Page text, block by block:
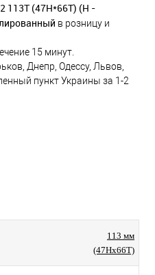
113Т (47H*66Т) (H -
в розницу и
15 минут.
Днепр, Одессу, Львов,
пункт Украины за 1-2
113 мм
(47Hx66T)